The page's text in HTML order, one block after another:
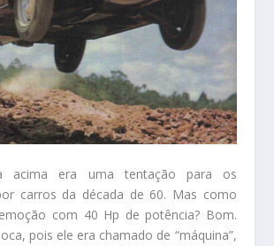
acima era uma tentação para os
carros da década de 60. Mas como
com 40 Hp de potência? Bom.
pois ele era chamado de “máquina”,